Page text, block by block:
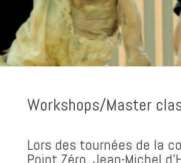
Workshops/Master
Lors des tournées de la
Point Zéro, Jean-Michel